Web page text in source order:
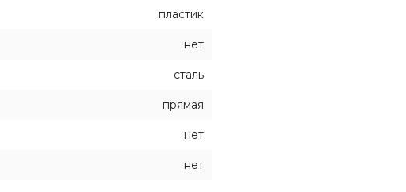
пластик
нет
сталь
прямая
нет
нет